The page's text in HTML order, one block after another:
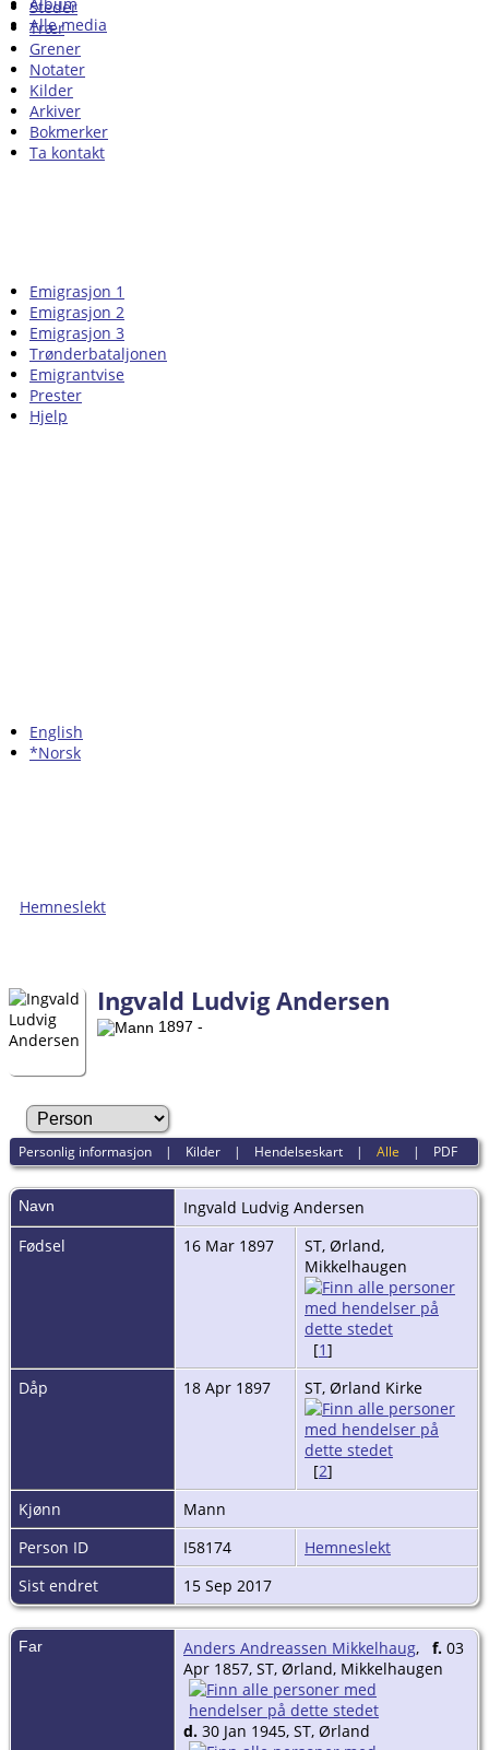
Alle media
Steder
Trær
Grener
Notater
Kilder
Arkiver
Bokmerker
Ta kontakt
Emigrasjon 1
Emigrasjon 2
Emigrasjon 3
Trønderbataljonen
Emigrantvise
Prester
Hjelp
English
*Norsk
Hemneslekt
Ingvald Ludvig Andersen
1897 -
Personlig informasjon | Kilder | Hendelseskart |Alle | PDF
Navn Ingvald Ludvig Andersen
Fødsel
16 Mar 1897
ST, Ørland,
Mikkelhaugen
[1]
Dåp
18 Apr 1897 ST, Ørland Kirke
[2]
Kjønn
Mann
Person ID
I58174
Hemneslekt
Sist endret
15 Sep 2017
Far Anders Andreassen Mikkelhaug, f. 03
Apr 1857, ST, Ørland, Mikkelhaugen
d. 30 Jan 1945, ST, Ørland